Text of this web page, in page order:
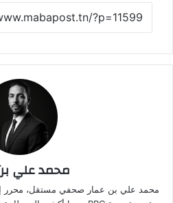
محمد علي
محمد علي بن عمار صحفي مستقل، محرر